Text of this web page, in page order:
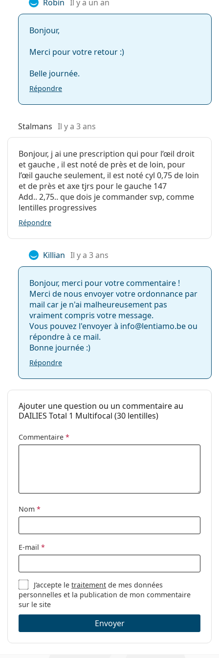
Questions fréquemment posées
Pendant combien de temps peut-on porter
Dailies Total 1 Multifocal ?
Pouvez-vous dormir avec Dailies Total 1
un paquet de 90 de Dailies Total 1 Multifocal ?
Autres lentilles de contact
multifocales journalières
Biotrue ONEday for Presbyopia
DAILIES AquaComfort Plus Multifocal
MyDay daily disposable Multifocal
Proclear 1 Day Multifocal
Articles connexes de notre blog
Comment lire les paramètres de votre ordonnance
de lentilles de contact ?
S'habituer aux lentilles de contact : Combien de
temps cela prend-il ?
Peut-on se doucher avec des lentilles de contact ?
Lentilles de contact en hydrogel ou en silicone
hydrogel ?
Drops 15 ml.
manipulation:
Oui
dormir avec ces
endroit/envers:
Non
Paquet
Fabriquant:
Alcon
Nombre de
lentilles:
30
Poids:
71 g
Autres
Catégorie:
Lentilles journalières
Silicone hydrogel
multifocales
Lentilles de contact
Robin Il y a un an
Bonjour,
Merci pour votre retour :)
Belle journée.
Répondre
Stalmans Il y a 3 ans
Bonjour, j ai une prescription qui pour l’œil droit
et gauche , il est noté de près et de loin, pour
l’œil gauche seulement, il est noté cyl 0,75 de loin
et de près et axe tjrs pour le gauche 147
Add.. 2,75.. que dois je commander svp, comme
lentilles progressives
Répondre
Killian Il y a 3 ans
Bonjour, merci pour votre commentaire !
Merci de nous envoyer votre ordonnance par
mail car je n'ai malheureusement pas
vraiment compris votre message.
Vous pouvez l'envoyer à info@lentiamo.be ou
répondre à ce mail.
Bonne journée :)
Répondre
Ajouter une question ou un commentaire au
DAILIES Total 1 Multifocal (30 lentilles)
Commentaire *
Nom *
E-mail *
J’accepte letraitement de mes données
personnelles et la publication de mon commentaire
sur le site
Envoyer